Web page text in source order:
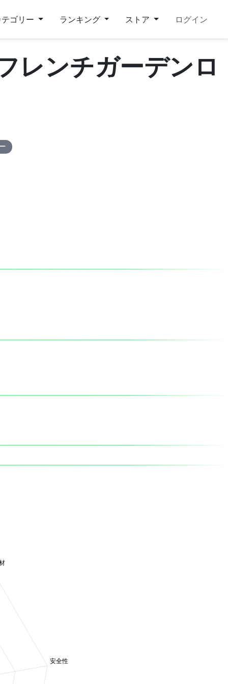
ゴリー ランキング ストア ログイン
レンチガーデンロ